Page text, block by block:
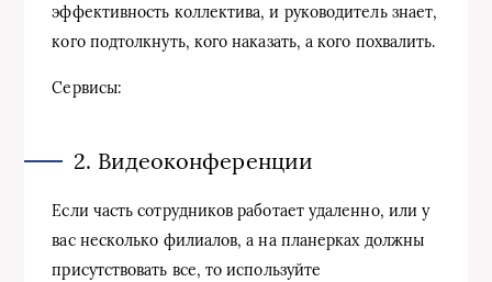
эффективность коллектива, и руководитель знает,
кого подтолкнуть, кого наказать, а кого похвалить.
Сервисы:
2. Видеоконференции
Если часть сотрудников работает удаленно, или у
вас несколько филиалов, а на планерках должны
присутствовать все, то используйте